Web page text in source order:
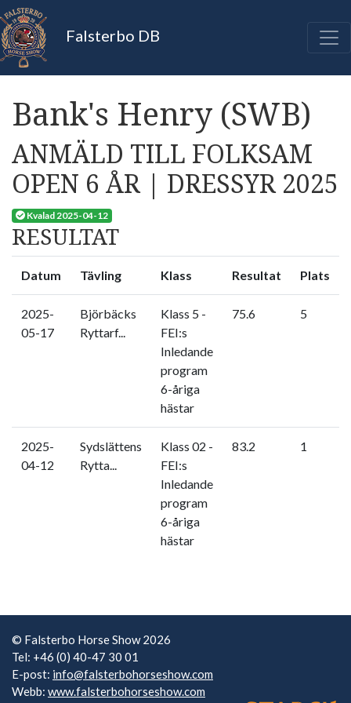
Falsterbo DB
Bank's Henry (SWB)
ANMÄLD TILL FOLKSAM
OPEN 6 ÅR | DRESSYR 2025
Kvalad 2025-04-12
RESULTAT
Datum Tävling Klass Resultat Plats
2025-
05-17
Björbäcks
Ryttarf...
Klass 5 -
FEI:s
Inledande
program
6-åriga
hästar
75.6 5
2025-
04-12
Sydslättens
Rytta...
Klass 02 -
FEI:s
Inledande
program
6-åriga
hästar
83.2 1
© Falsterbo Horse Show 2026
Tel: +46 (0) 40-47 30 01
E-post: info@falsterbohorseshow.com
Webb: www.falsterbohorseshow.com